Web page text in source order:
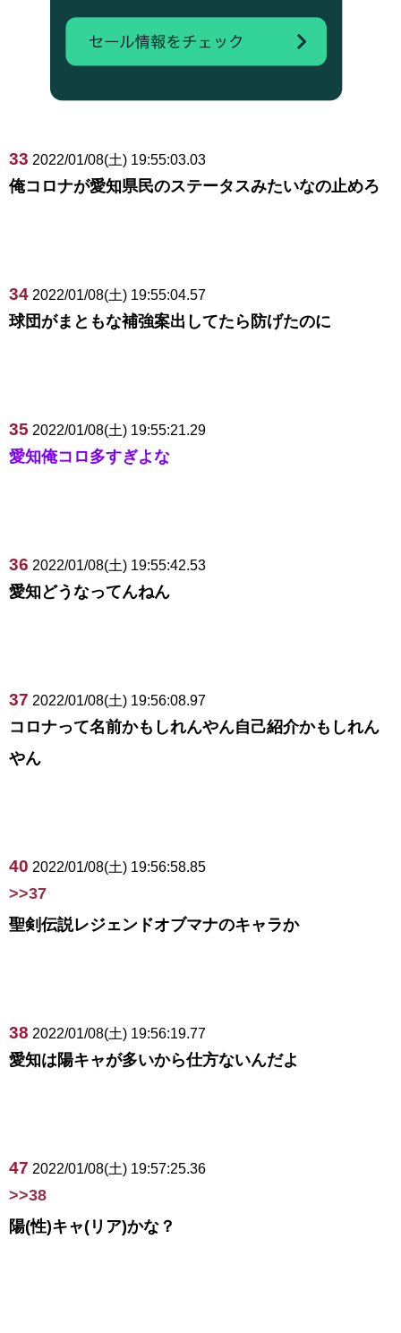
33 2022/01/08(土) 19:55:03.03
俺コロナが愛知県民のステータスみたいなの止めろ
34 2022/01/08(土) 19:55:04.57
球団がまともな補強案出してたら防げたのに
35 2022/01/08(土) 19:55:21.29
愛知俺コロ多すぎよな
36 2022/01/08(土) 19:55:42.53
愛知どうなってんねん
37 2022/01/08(土) 19:56:08.97
コロナって名前かもしれんやん自己紹介かもしれん
やん
40 2022/01/08(土) 19:56:58.85
>>37
聖剣伝説レジェンドオブマナのキャラか
38 2022/01/08(土) 19:56:19.77
愛知は陽キャが多いから仕方ないんだよ
47 2022/01/08(土) 19:57:25.36
>>38
陽(性)キャ(リア)かな？